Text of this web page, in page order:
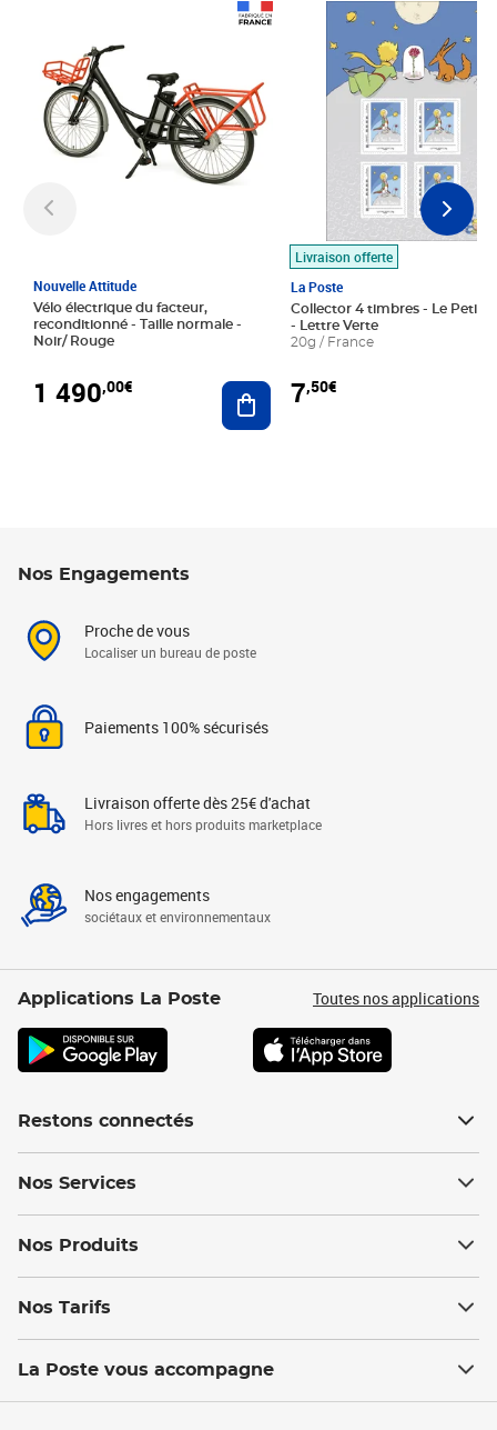
Nouvelle Attitude
Vélo électrique du facteur,
reconditionné - Taille normale -
Noir/ Rouge
1 490,00€ Ajouter au panier
Livraison offerte
La Poste
Collector 4 timbres - Le Petit
- Lettre Verte
20g / France
7,50€
Prix 7,50€
Nos Engagements
Proche de vous
Localiser un bureau de poste
Paiements 100% sécurisés
Livraison offerte dès 25€ d'achat
Hors livres et hors produits marketplace
Nos engagements
sociétaux et environnementaux
Applications La Poste Toutes nos applications
Restons connectés
Nos Services
Nos Produits
Nos Tarifs
La Poste vous accompagne